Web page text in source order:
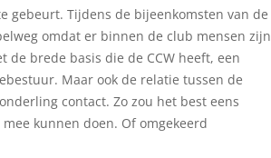
gebeurt. Tijdens de bijeenkomsten van de
omdat er binnen de club mensen zijn
brede basis die de CCW heeft, een
Maar ook de relatie tussen de
contact. Zo zou het best eens
kunnen doen. Of omgekeerd